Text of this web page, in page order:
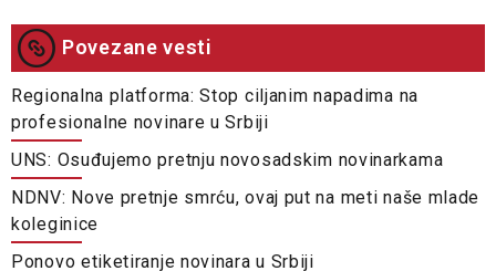
Povezane vesti
Regionalna platforma: Stop ciljanim napadima na
profesionalne novinare u Srbiji
UNS: Osuđujemo pretnju novosadskim novinarkama
NDNV: Nove pretnje smrću, ovaj put na meti naše mlade
koleginice
Ponovo etiketiranje novinara u Srbiji